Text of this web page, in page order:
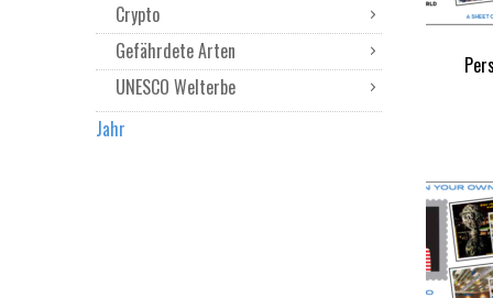
Crypto
Gefährdete Arten
UNESCO Welterbe
Jahr